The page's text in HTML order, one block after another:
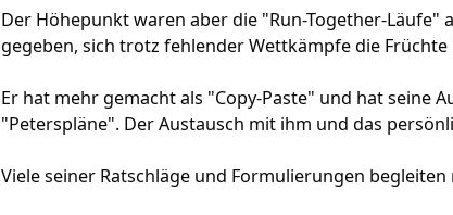
Der Höhepunkt waren aber die "Run-Together-
gegeben, sich trotz fehlender Wettkämpfe die
Er hat mehr gemacht als "Copy-Paste" und hat seine
"Peterspläne". Der Austausch mit ihm und das
Viele seiner Ratschläge und Formulierungen